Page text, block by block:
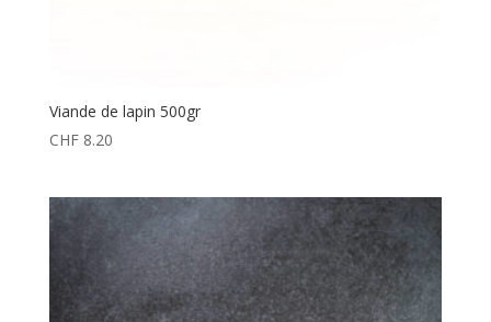
Viande de lapin 500gr
CHF8.20